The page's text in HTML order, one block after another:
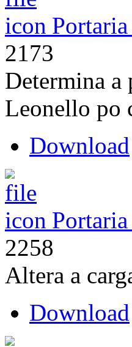
2173
Determina a
Leonello po
Download
2258
Altera a
Download